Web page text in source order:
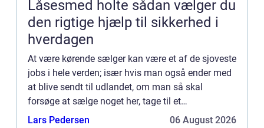
Låsesmed holte sådan vælger du
den rigtige hjælp til sikkerhed i
hverdagen
At være kørende sælger kan være et af de sjoveste
jobs i hele verden; især hvis man også ender med
at blive sendt til udlandet, om man så skal
forsøge at sælge noget her, tage til et
firmam&osla...
Lars Pedersen 06 August 2026